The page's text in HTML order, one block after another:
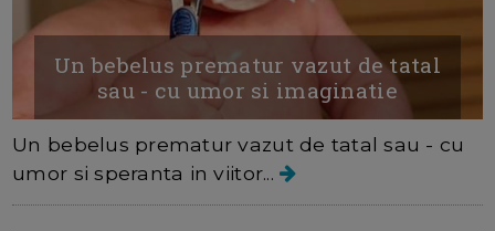
Un bebelus prematur vazut de tatal
sau - cu umor si imaginatie
Un bebelus prematur vazut de tatal sau - cu
umor si speranta in viitor...